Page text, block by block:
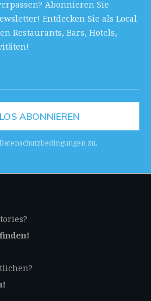
Abonnieren Sie
Entdecken Sie als Local
Restaurants, Bars, Hotels,
ABONNIEREN
zu.